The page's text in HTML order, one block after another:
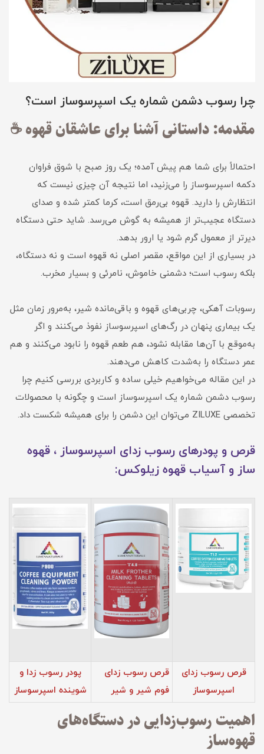
چرا رسوب دشمن شماره یک اسپرسوساز است؟
مقدمه: داستانی آشنا برای عاشقان قهوه ☕
احتمالاً برای شما هم پیش آمده؛ یک روز صبح با شوق فراوان
دکمه اسپرسوساز را می‌زنید، اما نتیجه آن چیزی نیست که
انتظارش را دارید. قهوه بی‌رمق است، کرما کمتر شده و صدای
دستگاه عجیب‌تر از همیشه به گوش می‌رسد. شاید حتی دستگاه
دیرتر از معمول گرم شود یا ارور بدهد.
در بسیاری از این مواقع، مقصر اصلی نه قهوه است و نه دستگاه،
بلکه رسوب است؛ دشمنی خاموش، نامرئی و بسیار مخرب.
رسوبات آهکی، چربی‌های قهوه و باقی‌مانده شیر، به‌مرور زمان مثل
یک بیماری پنهان در رگ‌های اسپرسوساز نفوذ می‌کنند و اگر
به‌موقع با آن‌ها مقابله نشود، هم طعم قهوه را نابود می‌کنند و هم
عمر دستگاه را به‌شدت کاهش می‌دهند.
در این مقاله می‌خواهیم خیلی ساده و کاربردی بررسی کنیم چرا
رسوب دشمن شماره یک اسپرسوساز است و چگونه با محصولات
تخصصی ZILUXE می‌توان این دشمن را برای همیشه شکست داد.
قرص و پودرهای رسوب زدای اسپرسوساز ، قهوه
ساز و آسیاب قهوه زیلوکس:
قرص رسوب زدای
اسپرسوساز
قرص رسوب زدای
فوم‌ شیر و شیر
پودر رسوب زدا و
شوینده اسپرسوساز
اهمیت رسوب‌زدایی در دستگاه‌های
قهوه‌ساز